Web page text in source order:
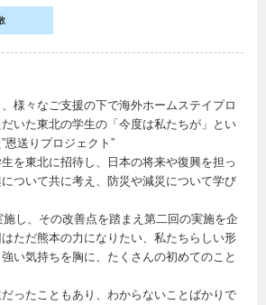
様々なご支援の下で海外ホームステイプロ
いた東北の学生の「今度は私たちが」とい
恩送りプロジェクト”
を東北に招待し、日本の将来や復興を担っ
ついて共に考え、防災や減災について学び
し、その改善点を踏まえ第二回の実施を企
ただ熊本の力になりたい、私たちらしい形
い気持ちを胸に、たくさんの初めてのこと
ったこともあり、わからないことばかりで